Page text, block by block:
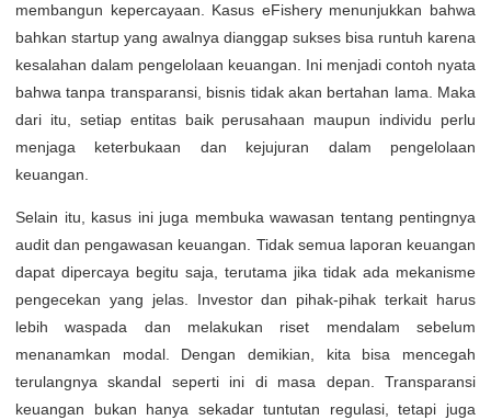
membangun kepercayaan. Kasus eFishery menunjukkan bahwa
bahkan startup yang awalnya dianggap sukses bisa runtuh karena
kesalahan dalam pengelolaan keuangan. Ini menjadi contoh nyata
bahwa tanpa transparansi, bisnis tidak akan bertahan lama. Maka
dari itu, setiap entitas baik perusahaan maupun individu perlu
menjaga keterbukaan dan kejujuran dalam pengelolaan
keuangan.
Selain itu, kasus ini juga membuka wawasan tentang pentingnya
audit dan pengawasan keuangan. Tidak semua laporan keuangan
dapat dipercaya begitu saja, terutama jika tidak ada mekanisme
pengecekan yang jelas. Investor dan pihak-pihak terkait harus
lebih waspada dan melakukan riset mendalam sebelum
menanamkan modal. Dengan demikian, kita bisa mencegah
terulangnya skandal seperti ini di masa depan. Transparansi
keuangan bukan hanya sekadar tuntutan regulasi, tetapi juga